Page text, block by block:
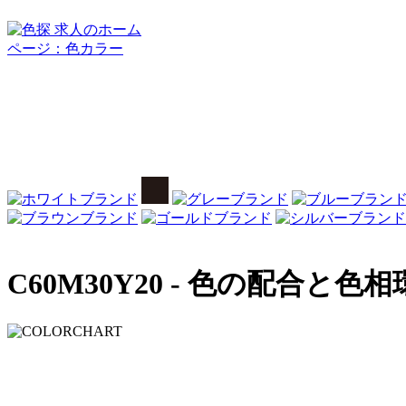
C60M30Y20 - 色の配合と色相